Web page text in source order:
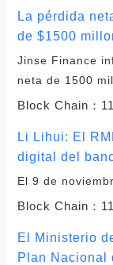
La pérdida
de $1500
Jinse Finance
neta de 1500
Block Chain：
Li Lihui: El
digital del
El 9 de
Block Chain：
El Ministerio
Plan Nacional